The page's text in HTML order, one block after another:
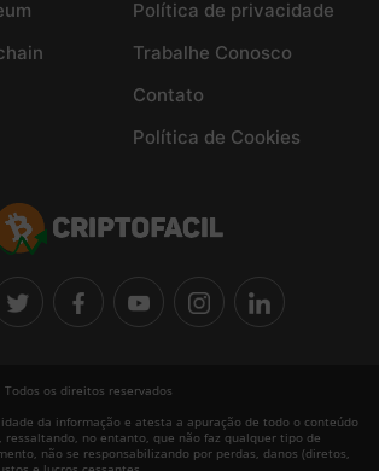
Política de privacidade
Trabalhe Conosco
Contato
Política de Cookies
os direitos reservados
da informação e atesta a apuração de todo o conteúdo
ressaltando, no entanto, que não faz qualquer tipo de
não se responsabilizando por perdas, danos (diretos,